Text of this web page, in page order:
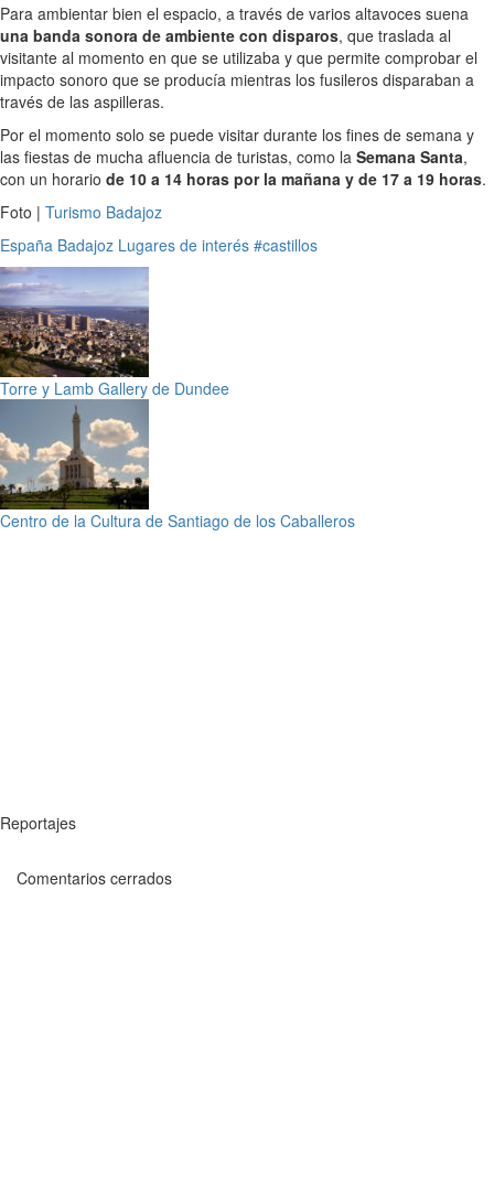
Para ambientar bien el espacio, a través de varios altavoces suena
una banda sonora de ambiente con disparos, que traslada al
visitante al momento en que se utilizaba y que permite comprobar el
impacto sonoro que se producía mientras los fusileros disparaban a
través de las aspilleras.
Por el momento solo se puede visitar durante los fines de semana y
las fiestas de mucha afluencia de turistas, como la Semana Santa,
con un horario de 10 a 14 horas por la mañana y de 17 a 19 horas.
Foto | Turismo Badajoz
España Badajoz Lugares de interés #castillos
Torre y Lamb Gallery de Dundee
Centro de la Cultura de Santiago de los Caballeros
Reportajes
Comentarios cerrados